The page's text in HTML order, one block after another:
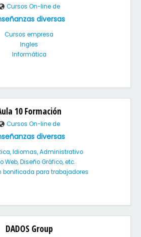
Cursos On-line de
diversas
Cursos empresa
Ingles
Informática
10 Formación
Cursos On-line de
diversas
Idiomas, Administrativo
Web, Diseño Gráfico, etc.
bonificada para trabajadores
DADOS Group